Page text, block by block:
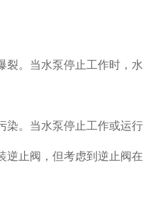
当水泵停止工作时，水
当水泵停止工作或运行
阀，但考虑到逆止阀在